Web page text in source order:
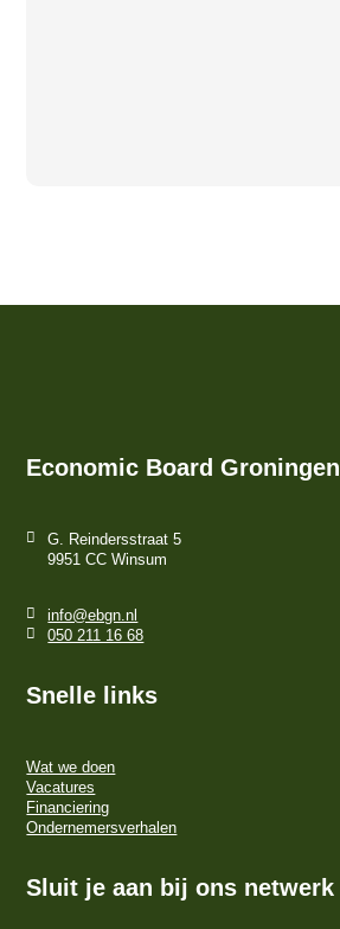
Economic Board Groningen
G. Reindersstraat 5
9951 CC Winsum
info@ebgn.nl
050 211 16 68
Snelle links
Wat we doen
Vacatures
Financiering
Ondernemersverhalen
Sluit je aan bij ons netwerk